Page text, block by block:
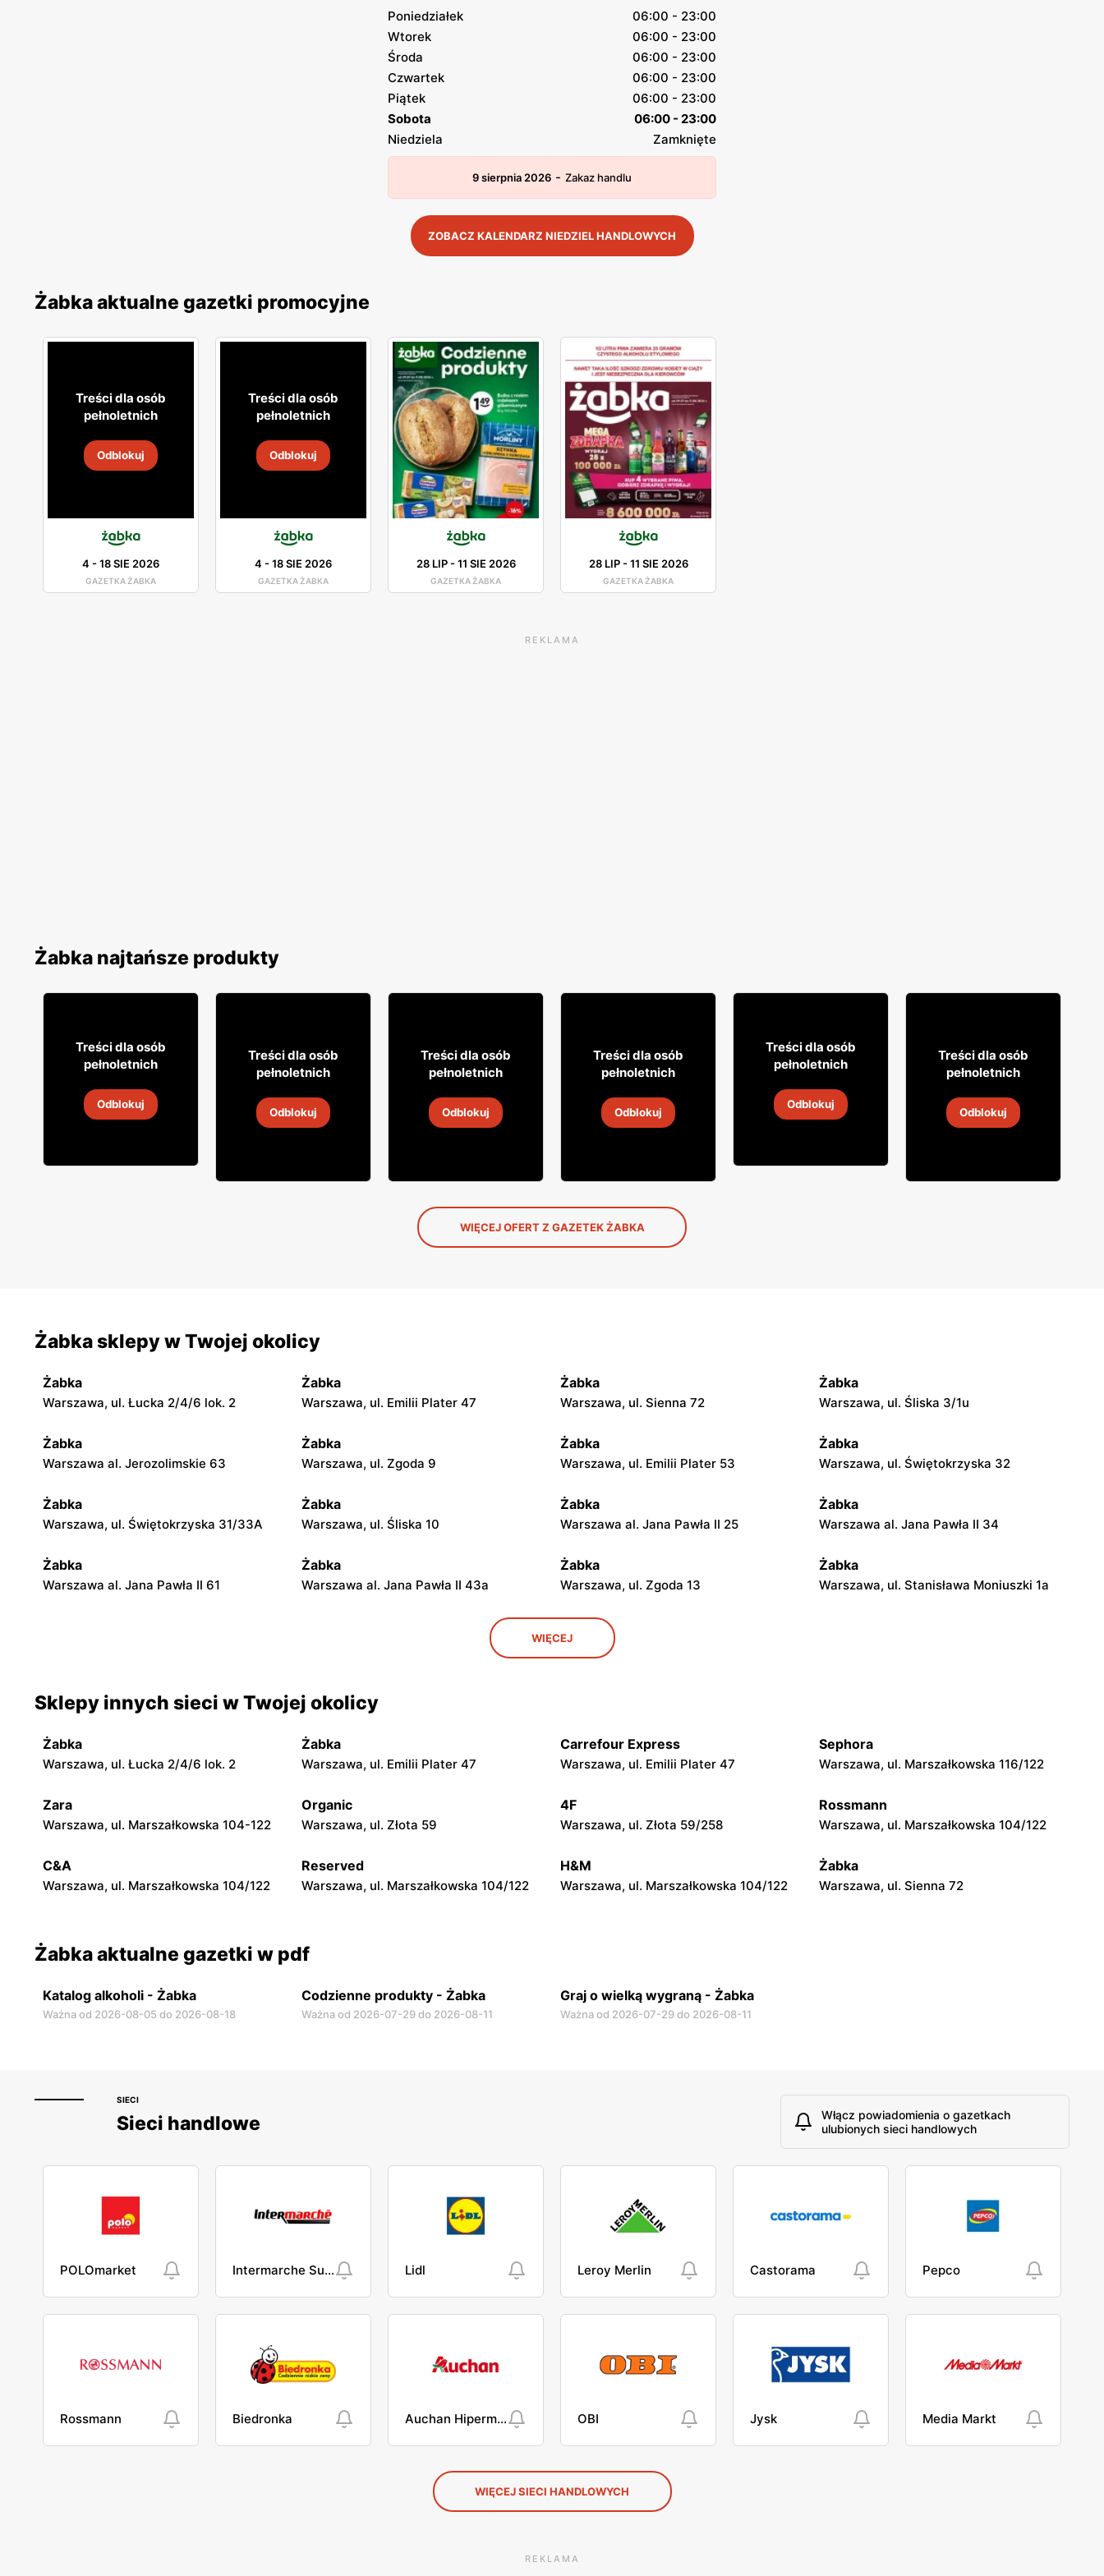
Poniedziałek
06:00 - 23:00
Wtorek
06:00 - 23:00
Środa
06:00 - 23:00
Czwartek
06:00 - 23:00
Piątek
06:00 - 23:00
Sobota
06:00 - 23:00
Niedziela
Zamknięte
9 sierpnia 2026 - Zakaz handlu
ZOBACZ KALENDARZ NIEDZIEL HANDLOWYCH
Żabka aktualne gazetki promocyjne
Treści dla osób
pełnoletnich
Odblokuj
4 -18 SIE 2026
GAZETKA ŻABKA
Treści dla osób
pełnoletnich
Odblokuj
4 -18 SIE 2026
GAZETKA ŻABKA
28 LIP-11 SIE 2026
GAZETKA ŻABKA
28 LIP-11 SIE 2026
GAZETKA ŻABKA
REKLAMA
Żabka najtańsze produkty
16 99
18 sie 2026
Treści dla osób
pełnoletnich
Odblokuj
799
Drink Captain Morgan
18 sie 2026
Treści dla osób
pełnoletnich
Odblokuj
4999
Whisky Clan campbell
18 sie 2026
Treści dla osób
pełnoletnich
Odblokuj
2999
Wódka Żołądkowa Gorzka
18 sie 2026
Treści dla osób
pełnoletnich
Odblokuj
4999
18 sie 2026
Treści dla osób
pełnoletnich
Odblokuj
3199
Napój alkoholowy Soplica
18 sie 2026
Treści dla osób
pełnoletnich
Odblokuj
WIĘCEJ OFERT Z GAZETEK ŻABKA
Żabka sklepy w Twojej okolicy
Żabka
Warszawa, ul. Łucka 2/4/6 lok. 2
Żabka
Warszawa, ul. Emilii Plater 47
Żabka
Warszawa, ul. Sienna 72
Żabka
Warszawa, ul. Śliska 3/1u
Żabka
Warszawa al. Jerozolimskie 63
Żabka
Warszawa, ul. Zgoda 9
Żabka
Warszawa, ul. Emilii Plater 53
Żabka
Warszawa, ul. Świętokrzyska 32
Żabka
Warszawa, ul. Świętokrzyska 31/33A
Żabka
Warszawa, ul. Śliska 10
Żabka
Warszawa al. Jana Pawła II 25
Żabka
Warszawa al. Jana Pawła II 34
Żabka
Warszawa al. Jana Pawła II 61
Żabka
Warszawa al. Jana Pawła II 43a
Żabka
Warszawa, ul. Zgoda 13
Żabka
Warszawa, ul. Stanisława Moniuszki 1a
Żabka
Łódź, ul. Żurawia 14
Żabka Żabka
Żabka Żabka Żabka Żabka
Żabka Żabka Żabka Żabka
WIĘCEJ
Sklepy innych sieci w Twojej okolicy
Żabka
Warszawa, ul. Łucka 2/4/6 lok. 2
Żabka
Warszawa, ul. Emilii Plater 47
Carrefour Express
Warszawa, ul. Emilii Plater 47
Sephora
Warszawa, ul. Marszałkowska 116/122
Zara
Warszawa, ul. Marszałkowska 104-122
Organic
Warszawa, ul. Złota 59
4F
Warszawa, ul. Złota 59/258
Rossmann
Warszawa, ul. Marszałkowska 104/122
C&A
Warszawa, ul. Marszałkowska 104/122
Reserved
Warszawa, ul. Marszałkowska 104/122
H&M
Warszawa, ul. Marszałkowska 104/122
Żabka
Warszawa, ul. Sienna 72
Żabka aktualne gazetki w pdf
Katalog alkoholi - Żabka
Ważna od 2026-08-05 do 2026-08-18
Codzienne produkty - Żabka
Ważna od 2026-07-29 do 2026-08-11
Graj o wielką wygraną - Żabka
Ważna od 2026-07-29 do 2026-08-11
SIECI
Sieci handlowe
Włącz powiadomienia o gazetkach
ulubionych sieci handlowych
POLOmarket Intermarche Super Lidl Leroy Merlin Castorama Pepco
Rossmann Biedronka Auchan Hipermarket OBI Jysk Media Markt
WIĘCEJ SIECI HANDLOWYCH
REKLAMA